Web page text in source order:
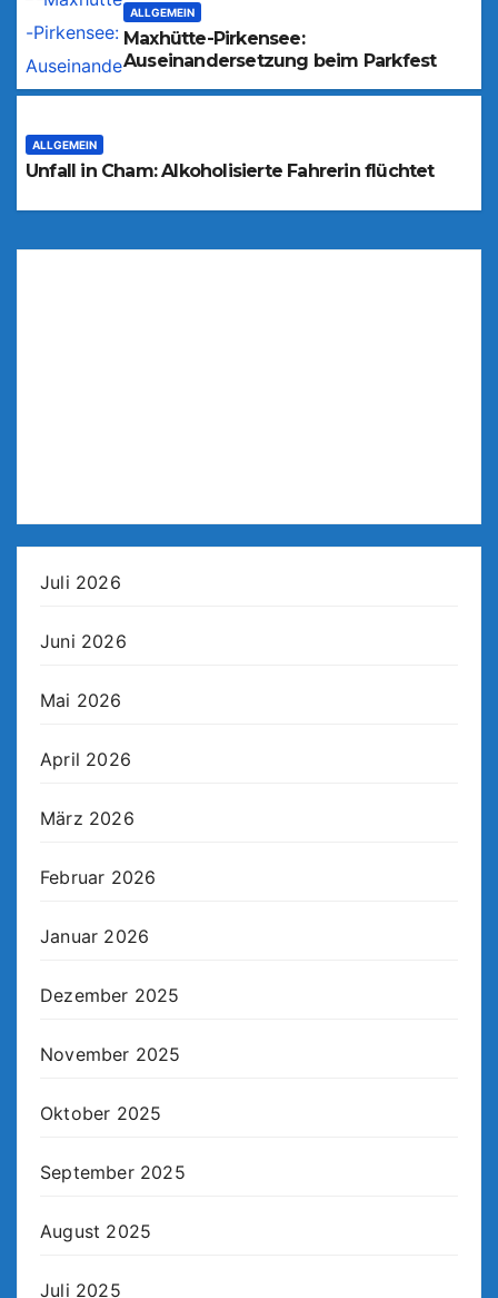
ALLGEMEIN
Maxhütte-Pirkensee:
Auseinandersetzung beim Parkfest
ALLGEMEIN
Unfall in Cham: Alkoholisierte Fahrerin flüchtet
Juli 2026
Juni 2026
Mai 2026
April 2026
März 2026
Februar 2026
Januar 2026
Dezember 2025
November 2025
Oktober 2025
September 2025
August 2025
Juli 2025